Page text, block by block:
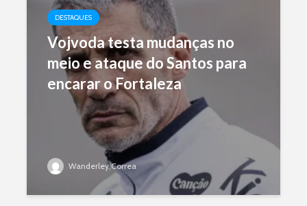
DESTAQUES
Vojvoda testa mudanças no
meio e ataque do Santos para
encarar o Fortaleza
Wanderley Correa